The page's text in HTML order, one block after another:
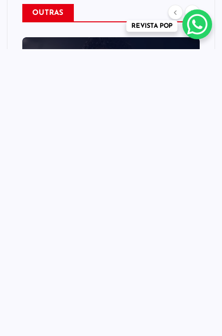
OUTRAS
REVISTA POP